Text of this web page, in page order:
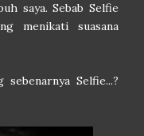
saya. Sebab Selfie
menikati suasana
Selfie...?